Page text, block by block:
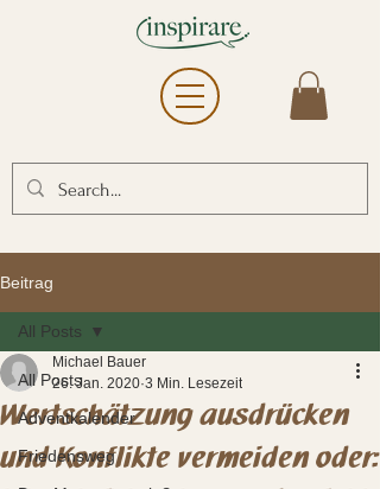
Beitrag
All Posts
Adventkalender
Friedensweg
All Posts
Wertschätzung ausdrücken
und Konflikte vermeiden oder:
Michael Bauer
26. Jan. 2020 3 Min. Lesezeit